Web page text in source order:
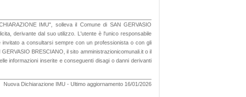
IMU", solleva il Comune di SAN GERVASIO
derivante dal suo utilizzo. L'utente è l'unico responsabile
a consultarsi sempre con un professionista o con gli
BRESCIANO, il sito amministrazionicomunali.it o il
informazioni inserite e conseguenti disagi o danni derivanti
Nuova Dichiarazione IMU - Ultimo aggiornamento 16/01/2026